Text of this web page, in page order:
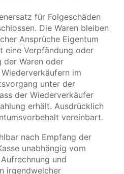
für Folgeschäden
Die Waren bleiben
Ansprüche Eigentum
eine Verpfändung oder
der Waren oder
im
unter der
der Wiederverkäufer
erhält. Ausdrücklich
vereinbart.
nach Empfang der
unabhängig vom
und
irgendwelcher